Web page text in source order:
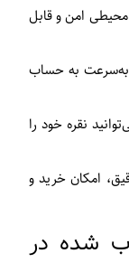
امن و قابل
به‌سرعت به حساب
نقره خود را
امکان خرید و
شده در